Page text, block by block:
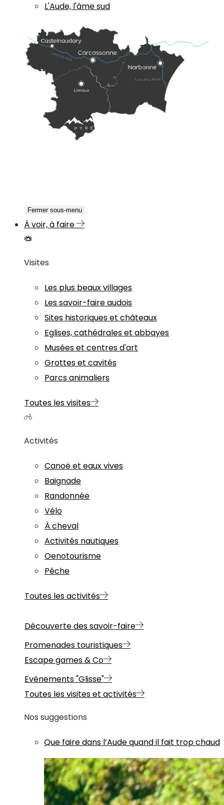
L'Aude, l'âme sud
Fermer sous-menu
À voir, à faire
Visites
Les plus beaux villages
Les savoir-faire audois
Sites historiques et châteaux
Eglises, cathédrales et abbayes
Musées et centres d'art
Grottes et cavités
Parcs animaliers
Toutes les visites
Activités
Canoë et eaux vives
Baignade
Randonnée
Vélo
À cheval
Activités nautiques
Oenotourisme
Pêche
Toutes les activités
Découverte des savoir-faire
Promenades touristiques
Escape games & Co
Evénements "Glisse"
Toutes les visites et activités
Nos suggestions
Que faire dans l’Aude quand il fait trop chaud